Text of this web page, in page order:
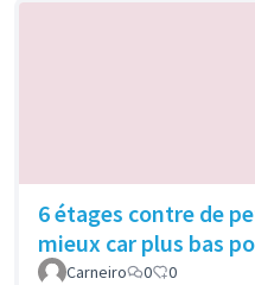
6 étages contre de
mieux car plus bas
Carneiro 0 0